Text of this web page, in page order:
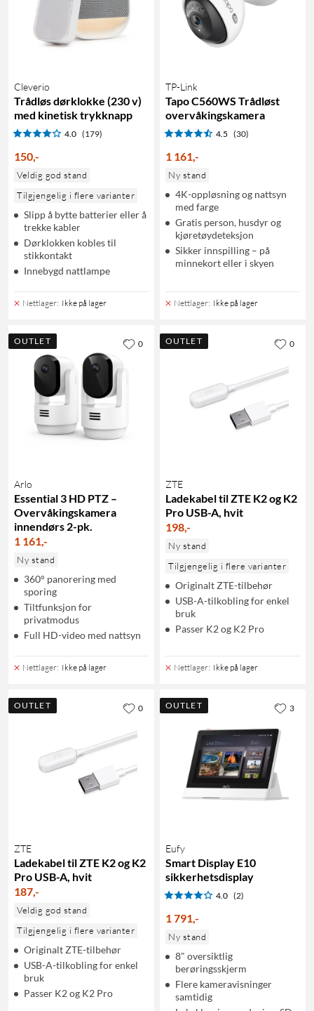
Cleverio
Trådløs dørklokke (230 v)
med kinetisk trykknapp
4.0 (179)
150,-
Veldig god stand
Tilgjengelig i flere varianter
Slipp å bytte batterier eller å
trekke kabler
Dørklokken kobles til
stikkontakt
Innebygd nattlampe
Nettlager: Ikke på lager
TP-Link
Tapo C560WS Trådløst
overvåkingskamera
4.5 (30)
1 161,-
Ny stand
4K-oppløsning og nattsyn
med farge
Gratis person, husdyr og
kjøretøydeteksjon
Sikker innspilling – på
minnekort eller i skyen
Nettlager: Ikke på lager
OUTLET
Arlo
Essential 3 HD PTZ –
Overvåkingskamera
innendørs 2-pk.
1 161,-
Ny stand
360° panorering med
sporing
Tiltfunksjon for
privatmodus
Full HD-video med nattsyn
Nettlager: Ikke på lager
0 OUTLET
ZTE
Ladekabel til ZTE K2 og K2
Pro USB-A, hvit
198,-
Ny stand
Tilgjengelig i flere varianter
Originalt ZTE-tilbehør
USB-A-tilkobling for enkel
bruk
Passer K2 og K2 Pro
Nettlager: Ikke på lager
0
OUTLET
ZTE
Ladekabel til ZTE K2 og K2
Pro USB-A, hvit
187,-
Veldig god stand
Tilgjengelig i flere varianter
Originalt ZTE-tilbehør
USB-A-tilkobling for enkel
bruk
Passer K2 og K2 Pro
0 OUTLET
Eufy
Smart Display E10
sikkerhetsdisplay
4.0 (2)
1 791,-
Ny stand
8" oversiktlig
berøringsskjerm
Flere kameravisninger
samtidig
3